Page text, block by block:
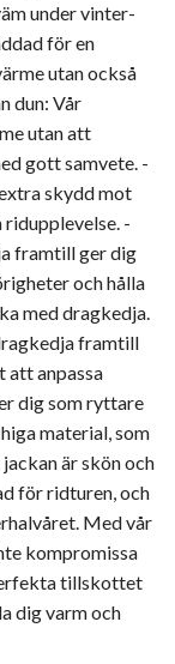
under vinter-
för en
utan också
dun: Vår
utan att
gott samvete. -
skydd mot
ridupplevelse. -
framtill ger dig
och hålla
med dragkedja.
framtill
att anpassa
dig som ryttare
material, som
är skön och
för ridturen, och
Med vår
kompromissa
tillskottet
dig varm och